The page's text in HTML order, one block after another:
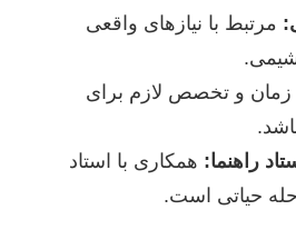
مرتبط با نیازهای واقعی
زمان و تخصص لازم برای
راهنما: همکاری با استاد
حیاتی است.